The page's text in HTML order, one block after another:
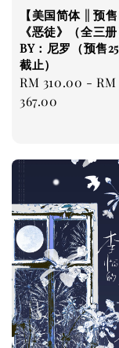
【美国简体 || 预售
《恶徒》（全三册
BY：尼罗（预售
截止）
Regular
price
RM 310.00 -RM
367.00